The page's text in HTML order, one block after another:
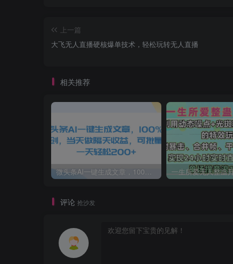
上一篇
大飞无人直播硬核爆单技术，轻松玩转无人直播
相关推荐
评论 抢沙发